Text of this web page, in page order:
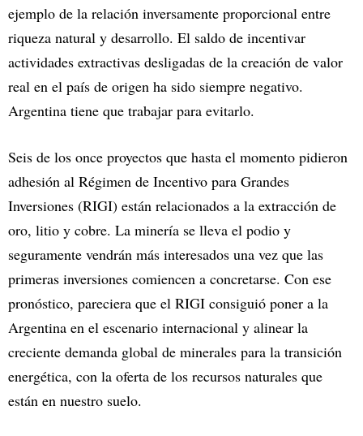
ejemplo de la relación inversamente proporcional entre
riqueza natural y desarrollo. El saldo de incentivar
actividades extractivas desligadas de la creación de valor
real en el país de origen ha sido siempre negativo.
Argentina tiene que trabajar para evitarlo.
Seis de los once proyectos que hasta el momento pidieron
adhesión al Régimen de Incentivo para Grandes
Inversiones (RIGI) están relacionados a la extracción de
oro, litio y cobre. La minería se lleva el podio y
seguramente vendrán más interesados una vez que las
primeras inversiones comiencen a concretarse. Con ese
pronóstico, pareciera que el RIGI consiguió poner a la
Argentina en el escenario internacional y alinear la
creciente demanda global de minerales para la transición
energética, con la oferta de los recursos naturales que
están en nuestro suelo.